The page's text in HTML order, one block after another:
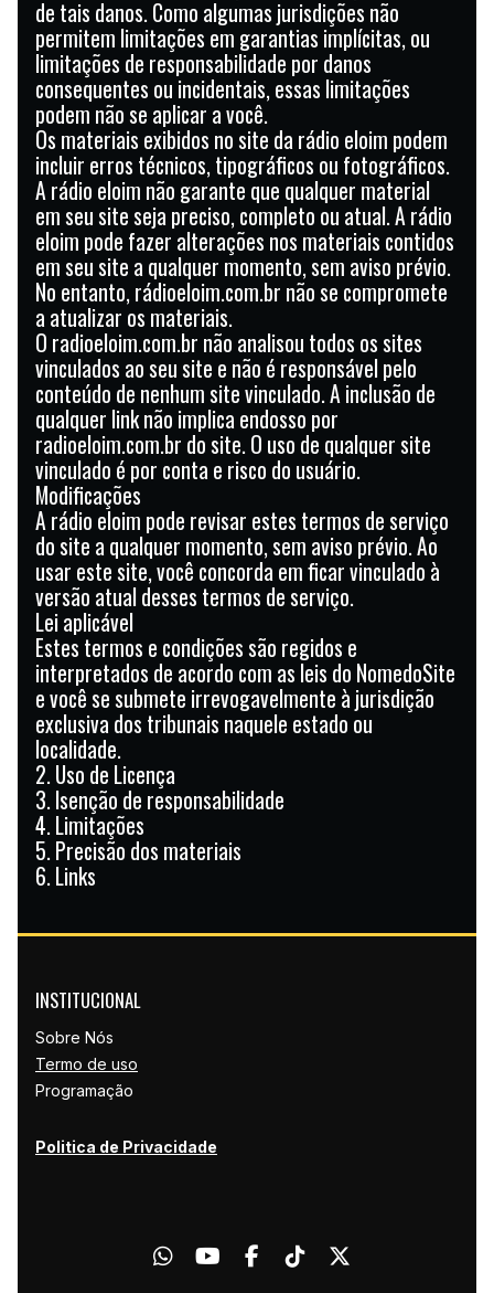
de tais danos. Como algumas jurisdições não
permitem limitações em garantias implícitas, ou
limitações de responsabilidade por danos
consequentes ou incidentais, essas limitações
podem não se aplicar a você.
Os materiais exibidos no site da rádio eloim podem
incluir erros técnicos, tipográficos ou fotográficos.
A rádio eloim não garante que qualquer material
em seu site seja preciso, completo ou atual. A rádio
eloim pode fazer alterações nos materiais contidos
em seu site a qualquer momento, sem aviso prévio.
No entanto, rádioeloim.com.br não se compromete
a atualizar os materiais.
O radioeloim.com.br não analisou todos os sites
vinculados ao seu site e não é responsável pelo
conteúdo de nenhum site vinculado. A inclusão de
qualquer link não implica endosso por
radioeloim.com.br do site. O uso de qualquer site
vinculado é por conta e risco do usuário.
Modificações
A rádio eloim pode revisar estes termos de serviço
do site a qualquer momento, sem aviso prévio. Ao
usar este site, você concorda em ficar vinculado à
versão atual desses termos de serviço.
Lei aplicável
Estes termos e condições são regidos e
interpretados de acordo com as leis do NomedoSite
e você se submete irrevogavelmente à jurisdição
exclusiva dos tribunais naquele estado ou
localidade.
2. Uso de Licença
3. Isenção de responsabilidade
4. Limitações
5. Precisão dos materiais
6. Links
INSTITUCIONAL
Sobre Nós
Termo de uso
Programação
Politica de Privacidade